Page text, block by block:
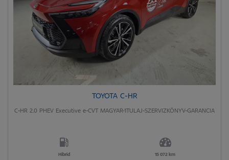
TOYOTA C-HR
C-HR 2.0 PHEV Executive e-CVT MAGYAR-1TULAJ-SZERVIZKÖNYV-GARANCIA
Hibrid 15 072 km